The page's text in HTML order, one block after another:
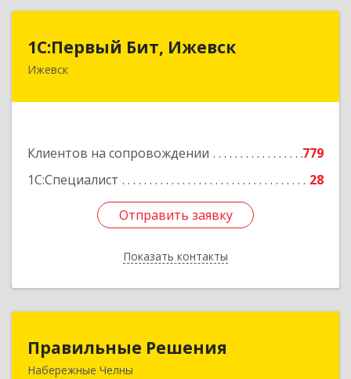
1С:Первый Бит, Ижевск
Ижевск
Клиентов на сопровождении
779
1С:Специалист
28
Отправить заявку
Показать контакты
1С:Первый Бит, Ижевск
Отправить заявку
Назад
Правильные Решения
Набережные Челны
423832, Татарстан Респ, Набережные Челны г,